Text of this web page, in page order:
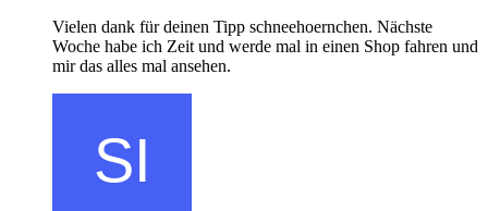
Vielen dank für deinen Tipp schneehoernchen. Nächste
Woche habe ich Zeit und werde mal in einen Shop fahren und
mir das alles mal ansehen.